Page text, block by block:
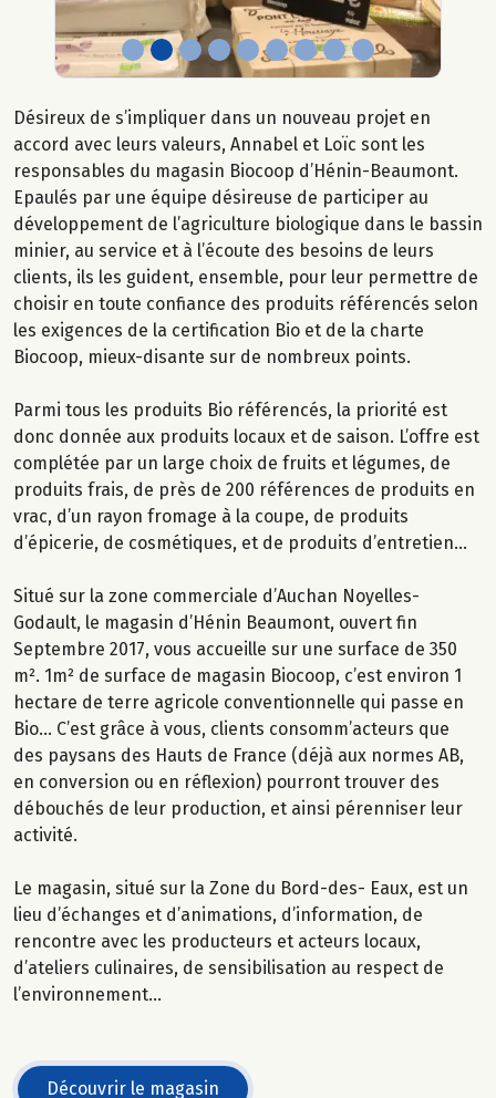
Désireux de s’impliquer dans un nouveau projet en
accord avec leurs valeurs, Annabel et Loïc sont les
responsables du magasin Biocoop d’Hénin-Beaumont.
Epaulés par une équipe désireuse de participer au
développement de l’agriculture biologique dans le bassin
minier, au service et à l’écoute des besoins de leurs
clients, ils les guident, ensemble, pour leur permettre de
choisir en toute confiance des produits référencés selon
les exigences de la certification Bio et de la charte
Biocoop, mieux-disante sur de nombreux points.
Parmi tous les produits Bio référencés, la priorité est
donc donnée aux produits locaux et de saison. L’offre est
complétée par un large choix de fruits et légumes, de
produits frais, de près de 200 références de produits en
vrac, d’un rayon fromage à la coupe, de produits
d’épicerie, de cosmétiques, et de produits d’entretien…
Situé sur la zone commerciale d’Auchan Noyelles-
Godault, le magasin d’Hénin Beaumont, ouvert fin
Septembre 2017, vous accueille sur une surface de 350
m². 1m² de surface de magasin Biocoop, c’est environ 1
hectare de terre agricole conventionnelle qui passe en
Bio… C’est grâce à vous, clients consomm’acteurs que
des paysans des Hauts de France (déjà aux normes AB,
en conversion ou en réflexion) pourront trouver des
débouchés de leur production, et ainsi pérenniser leur
activité.
Le magasin, situé sur la Zone du Bord-des- Eaux, est un
lieu d’échanges et d’animations, d’information, de
rencontre avec les producteurs et acteurs locaux,
d’ateliers culinaires, de sensibilisation au respect de
l’environnement…
Découvrir le magasin